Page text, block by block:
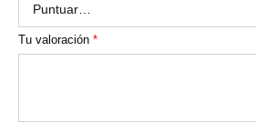
Tu valoración *